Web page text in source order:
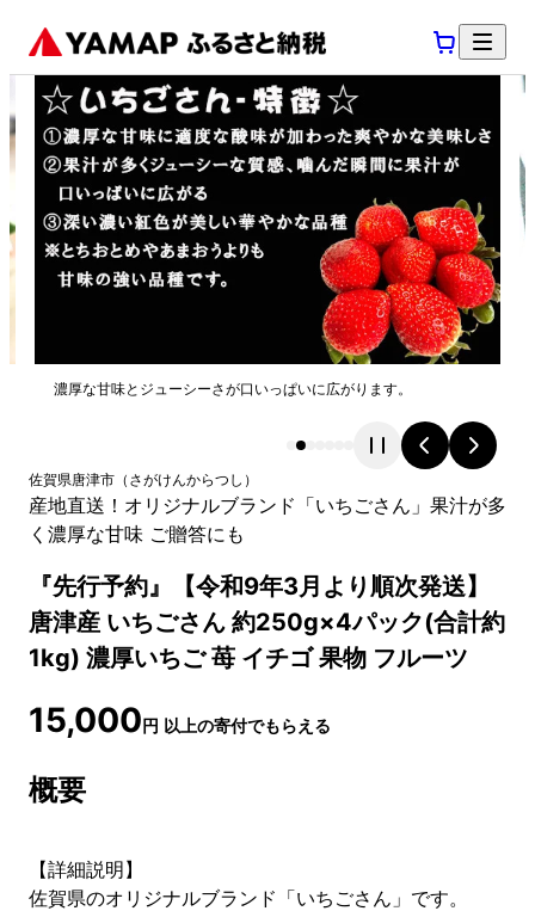
濃厚な甘味とジューシーさが口いっぱいに広がります。
佐賀県唐津市 （ さがけんからつし ）
産地直送！オリジナルブランド「いちごさん」果汁が多
く濃厚な甘味 ご贈答にも
『先行予約』【令和9年3月より順次発送】
唐津産 いちごさん 約250g×4パック(合計約
1kg) 濃厚いちご 苺 イチゴ 果物 フルーツ
15,000円 以上の寄付でもらえる
概要
【詳細説明】
佐賀県のオリジナルブランド「いちごさん」です。